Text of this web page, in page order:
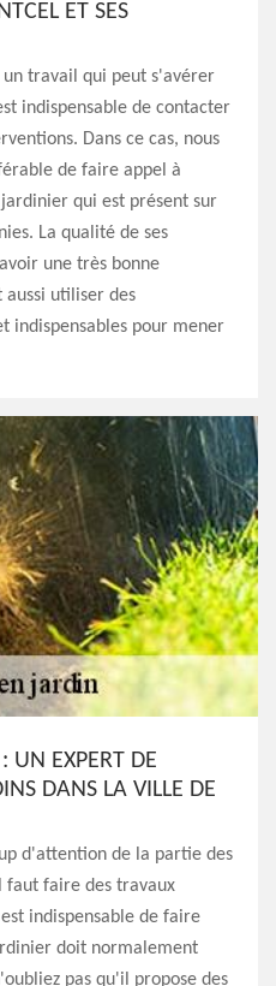
ET SES
un travail qui peut s'avérer
indispensable de contacter
Dans ce cas, nous
de faire appel à
qui est présent sur
La qualité de ses
une très bonne
aussi utiliser des
indispensables pour mener
UN EXPERT DE
DANS LA VILLE DE
d'attention de la partie des
faut faire des travaux
indispensable de faire
doit normalement
pas qu'il propose des